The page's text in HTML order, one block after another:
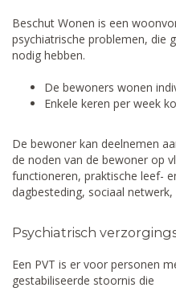
Beschut Wonen is een
psychiatrische problemen, die
nodig hebben.
De bewoners wonen
Enkele keren per week
De bewoner kan deelnemen
de noden van de bewoner op
functioneren, praktische leef-
dagbesteding, sociaal netwerk,
Psychiatrisch
Een PVT is er voor personen
gestabiliseerde stoornis die